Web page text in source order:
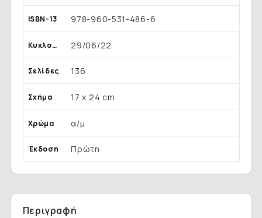
ISBN-13 978-960-531-486-6
Κυκλοφορία 29/06/22
Σελίδες 136
Σχήμα 17 x 24 cm
Χρώμα α/μ
Έκδοση Πρώτη
Περιγραφή